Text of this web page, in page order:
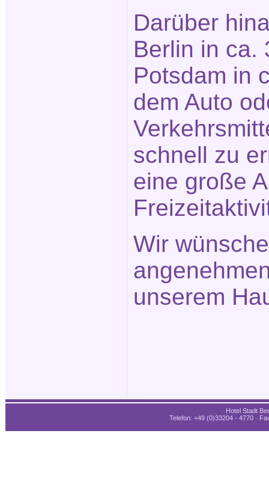
Darüber
Berlin in ca.
Potsdam in
dem Auto
schnell zu
eine große
Wir
unserem
Hotel Stadt
Telefon: +49 (0)33204 - 4770 ·